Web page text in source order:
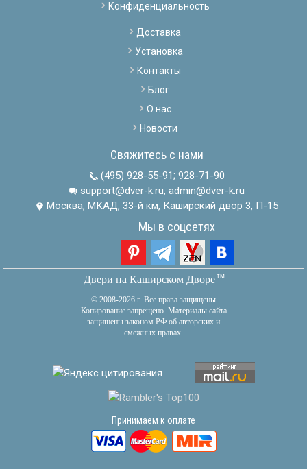
Конфиденциальность
Доставка
Установка
Контакты
Блог
О нас
Новости
Свяжитесь с нами
(495) 928-55-91; 928-71-90
support@dver-k.ru, admin@dver-k.ru
Москва, МКАД, 33-й км, Каширский двор 3, П-15
Мы в соцсетях
Двери на Каширском Дворетм
© 2008-2026 г. Все права защищены
Копирование запрещено. Материалы сайта
защищены законом РФ об авторских и
смежных правах.
Принимаем к оплате